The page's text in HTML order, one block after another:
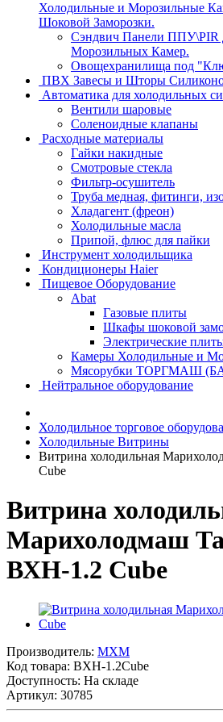
Холодильные и Морозильные
Шоковой Заморозки.
Сэндвич Панели ППУ\PIR
Морозильных Камер.
Овощехранилища под
ПВХ Завесы и Шторы
Автоматика для холодильных
Вентили шаровые
Соленоидные клапаны
Расходные материалы
Гайки накидные
Смотровые стекла
Фильтр-осушитель
Труба медная, фитинги,
Хладагент (фреон)
Холодильные масла
Припой, флюс для пайки
Инструмент холодильщика
Кондиционеры Haier
Пищевое Оборудование
Abat
Газовые плиты
Шкафы шоковой
Электрические
Камеры Холодильные и
Мясорубки ТОРГМАШ
Нейтральное оборудование
Холодильное торговое
Холодильные Витрины
Витрина холодильная
Cube
Витрина
Марихолодмаш
ВХН-1.2 Cube
Производитель: MXM
Код товара: ВХН-1.2Cube
Доступность: На складе
Артикул: 30785